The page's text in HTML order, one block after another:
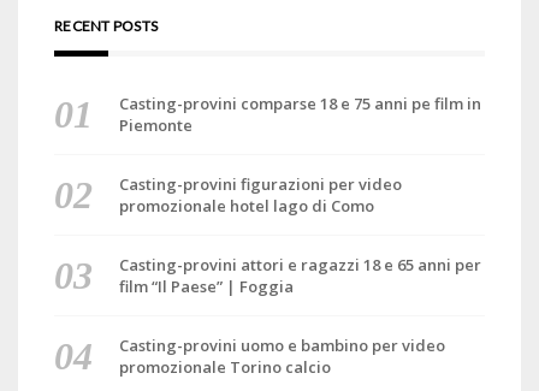
RECENT POSTS
Casting-provini comparse 18 e 75 anni pe film in
Piemonte
Casting-provini figurazioni per video
promozionale hotel lago di Como
Casting-provini attori e ragazzi 18 e 65 anni per
film “Il Paese” | Foggia
Casting-provini uomo e bambino per video
promozionale Torino calcio